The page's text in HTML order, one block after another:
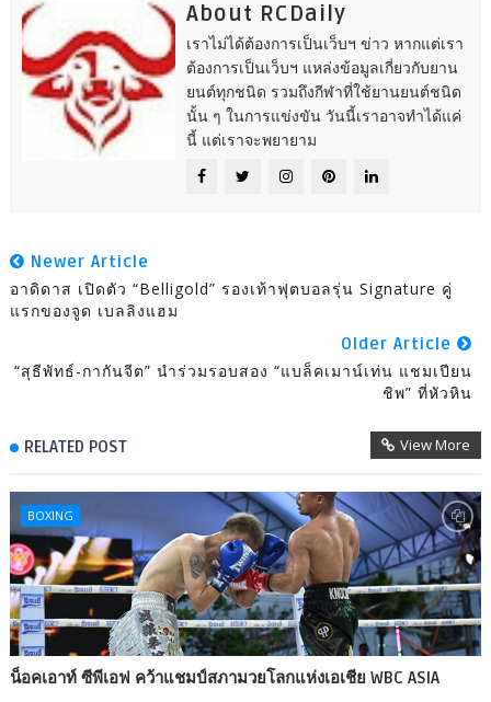
About RCDaily
เราไม่ได้ต้องการเป็นเว็บฯ ข่าว หากแต่เรา
ต้องการเป็นเว็บฯ แหล่งข้อมูลเกี่ยวกับยาน
ยนต์ทุกชนิด รวมถึงกีฬาที่ใช้ยานยนต์ชนิด
นั้น ๆ ในการแข่งขัน วันนี้เราอาจทำได้แค่
นี้ แต่เราจะพยายาม
Newer Article
อาดิดาส เปิดตัว “Belligold” รองเท้าฟุตบอลรุ่น Signature คู่
แรกของจูด เบลลิงแฮม
Older Article
“สุธีพัทธ์-กากันจีต” นำร่วมรอบสอง “แบล็คเมาน์เท่น แชมเปียน
ชิพ” ที่หัวหิน
RELATED POST View More
BOXING
น็อคเอาท์ ซีพีเอฟ คว้าแชมป์สภามวยโลกแห่งเอเชีย WBC ASIA